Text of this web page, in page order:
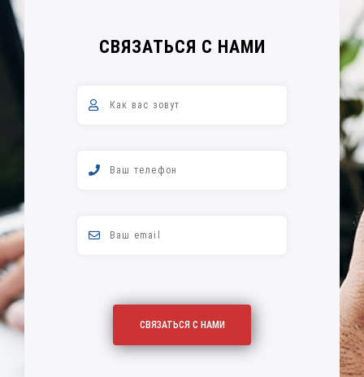
СВЯЗАТЬСЯ С НАМИ